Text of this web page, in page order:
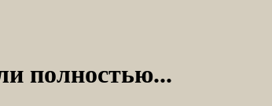
полностью...